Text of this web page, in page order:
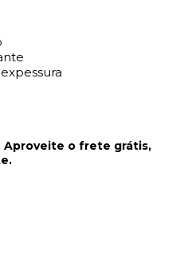
Aproveite o frete grátis,